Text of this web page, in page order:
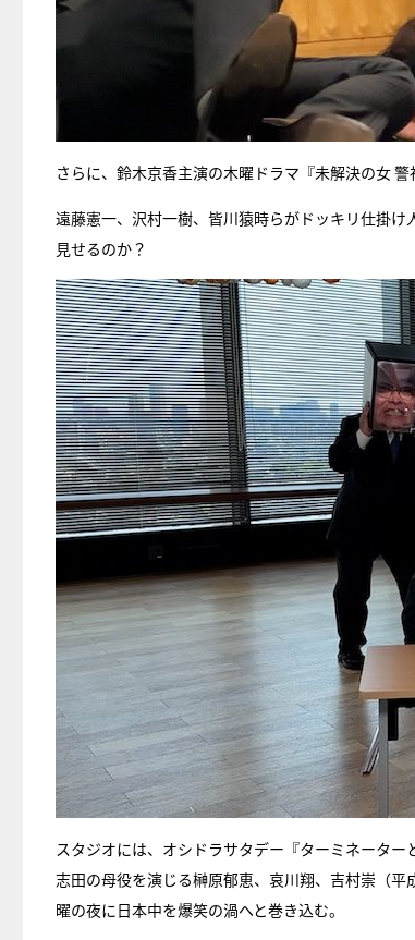
さらに、鈴木京香主演の木曜ドラマ『未解決の女
遠藤憲一、沢村一樹、皆川猿時らがドッキリ仕掛
見せるのか？
スタジオには、オシドラサタデー『ターミネータ
志田の母役を演じる榊原郁恵、哀川翔、吉村崇（
曜の夜に日本中を爆笑の渦へと巻き込む。